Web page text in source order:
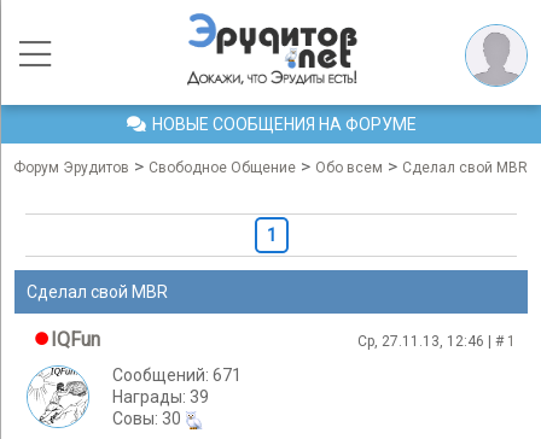
НОВЫЕ СООБЩЕНИЯ НА ФОРУМЕ
Форум Эрудитов > Свободное Общение > Обо всем > Сделал свой MBR
1
Сделал свой MBR
IQFun Ср, 27.11.13, 12:46 | # 1
Сообщений: 671
Награды: 39
Cовы: 30